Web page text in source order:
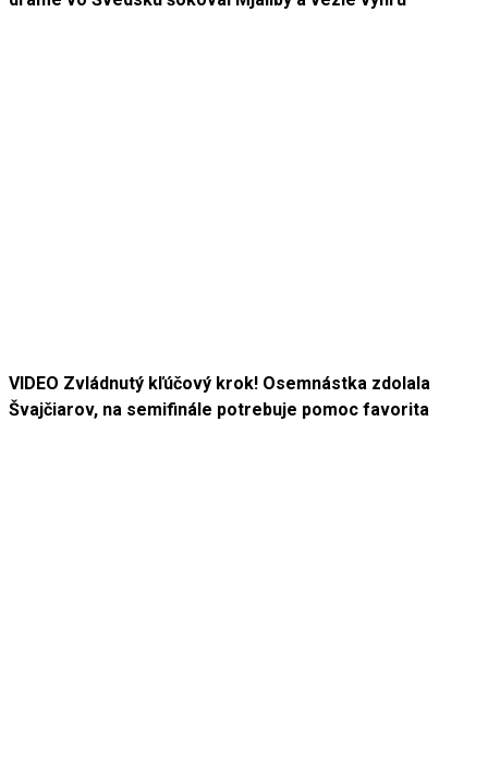
VIDEO Zvládnutý kľúčový krok! Osemnástka zdolala
Švajčiarov, na semifinále potrebuje pomoc favorita